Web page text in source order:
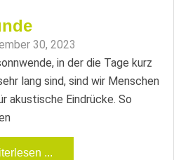
30, 2023
in der die Tage kurz
lang sind, sind wir Menschen
akustische Eindrücke. So
...